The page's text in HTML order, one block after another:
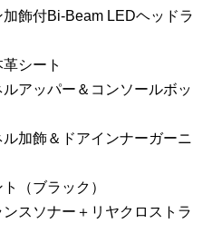
飾付Bi-Beam LEDヘッドラ
シート
アッパー＆コンソールボッ
加飾＆ドアインナーガーニ
（ブラック）
スソナー＋リヤクロストラ